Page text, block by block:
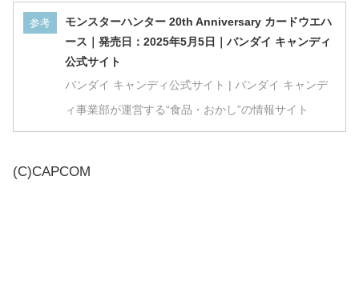
参考
モンスターハンター 20th Anniversary カードウエハ
ース｜発売日：2025年5月5日｜バンダイ キャンディ
公式サイト
バンダイ キャンディ公式サイト | バンダイ キャンデ
ィ事業部が運営する“食品・おかし”の情報サイト
(C)CAPCOM